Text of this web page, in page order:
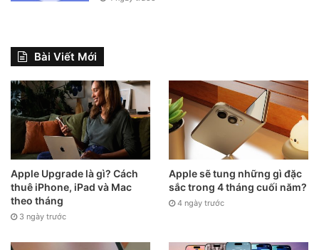
Bài Viết Mới
Apple Upgrade là gì? Cách
thuê iPhone, iPad và Mac
theo tháng
3 ngày trước
Apple sẽ tung những gì đặc
sắc trong 4 tháng cuối năm?
4 ngày trước